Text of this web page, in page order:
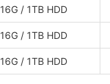
/ 1TB HDD
/ 1TB HDD
/ 1TB HDD